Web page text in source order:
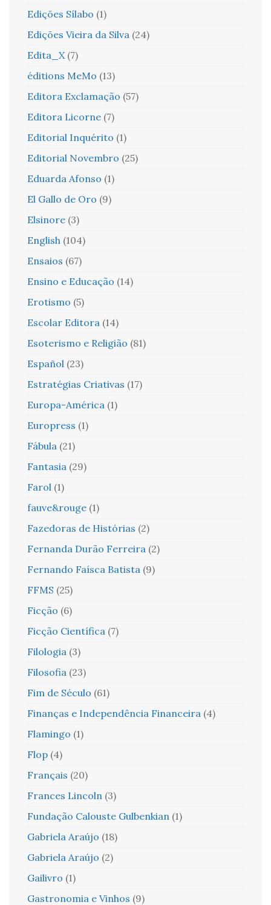
Edições Sílabo (1)
Edições Vieira da Silva (24)
Edita_X (7)
éditions MeMo (13)
Editora Exclamação (57)
Editora Licorne (7)
Editorial Inquérito (1)
Editorial Novembro (25)
Eduarda Afonso (1)
El Gallo de Oro (9)
Elsinore (3)
English (104)
Ensaios (67)
Ensino e Educação (14)
Erotismo (5)
Escolar Editora (14)
Esoterismo e Religião (81)
Español (23)
Estratégias Criativas (17)
Europa-América (1)
Europress (1)
Fábula (21)
Fantasia (29)
Farol (1)
fauve&rouge (1)
Fazedoras de Histórias (2)
Fernanda Durão Ferreira (2)
Fernando Faísca Batista (9)
FFMS (25)
Ficção (6)
Ficção Científica (7)
Filologia (3)
Filosofia (23)
Fim de Século (61)
Finanças e Independência Financeira (4)
Flamingo (1)
Flop (4)
Français (20)
Frances Lincoln (3)
Fundação Calouste Gulbenkian (1)
Gabriela Araújo (18)
Gabriela Araújo (2)
Gailivro (1)
Gastronomia e Vinhos (9)